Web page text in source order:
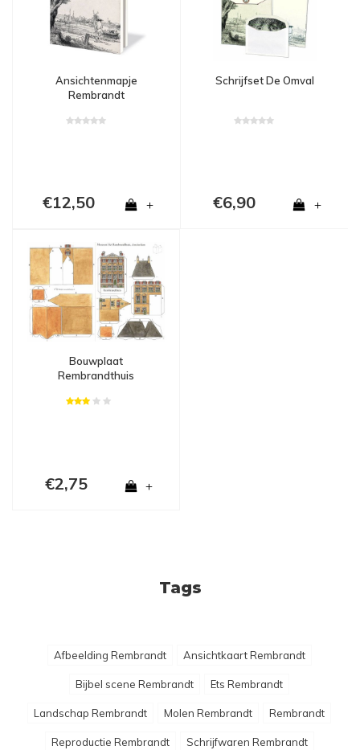
Ansichtenmapje
Rembrandt
€12,50 +
Schrijfset De Omval
€6,90 +
Bouwplaat
Rembrandthuis
€2,75 +
Tags
Afbeelding Rembrandt Ansichtkaart Rembrandt
Bijbel scene Rembrandt Ets Rembrandt
Landschap Rembrandt Molen Rembrandt Rembrandt
Reproductie Rembrandt Schrijfwaren Rembrandt